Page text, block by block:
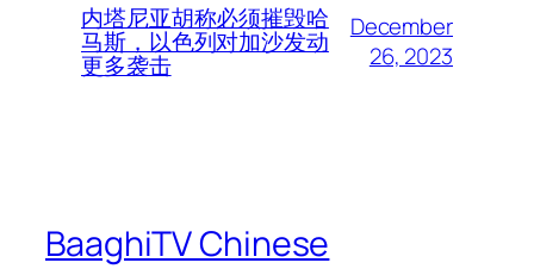
内塔尼亚胡称必须摧毁哈
马斯，以色列对加沙发动
更多袭击
December
26, 2023
BaaghiTV Chinese